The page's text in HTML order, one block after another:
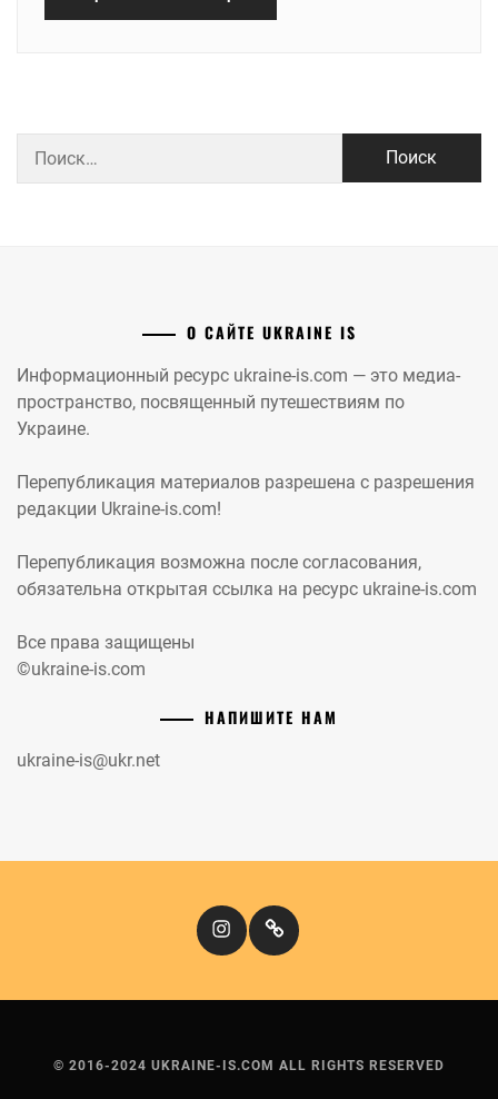
О САЙТЕ UKRAINE IS
Информационный ресурс ukraine-is.com — это медиа-
пространство, посвященный путешествиям по
Украине.
Перепубликация материалов разрешена с разрешения
редакции Ukraine-is.com!
Перепубликация возможна после согласования,
обязательна открытая ссылка на ресурс ukraine-is.com
Все права защищены
©ukraine-is.com
НАПИШИТЕ НАМ
ukraine-is@ukr.net
InstagramКіномандри
© 2016-2024 UKRAINE-IS.COM ALL RIGHTS RESERVED